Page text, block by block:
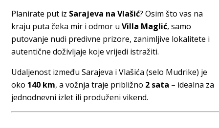
Planirate put iz Sarajeva na Vlašić? Osim što vas na
kraju puta čeka mir i odmor u Villa Maglić, samo
putovanje nudi predivne prizore, zanimljive lokalitete i
autentične doživljaje koje vrijedi istražiti.
Udaljenost između Sarajeva i Vlašića (selo Mudrike) je
oko 140 km, a vožnja traje približno 2 sata – idealna za
jednodnevni izlet ili produženi vikend.